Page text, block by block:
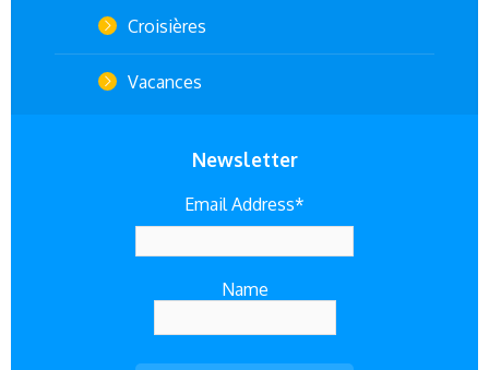
Croisières
Vacances
Newsletter
Email Address*
Name